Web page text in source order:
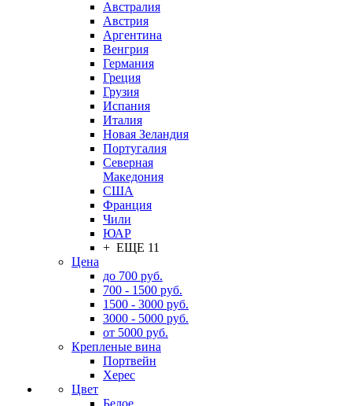
Австралия
Австрия
Аргентина
Венгрия
Германия
Греция
Грузия
Испания
Италия
Новая Зеландия
Португалия
Северная
Македония
США
Франция
Чили
ЮАР
+ ЕЩЕ 11
Цена
до 700 руб.
700 - 1500 руб.
1500 - 3000 руб.
3000 - 5000 руб.
от 5000 руб.
Крепленые вина
Портвейн
Херес
Цвет
Белое